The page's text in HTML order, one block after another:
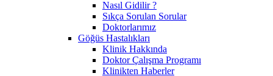
Nasıl Gidilir ?
Sıkça Sorulan Sorular
Doktorlarımız
Göğüs Hastalıkları
Klinik Hakkında
Doktor Çalışma Programı
Klinikten Haberler